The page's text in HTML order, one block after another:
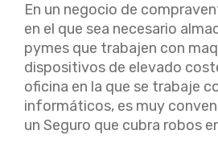
En un negocio de
en el que sea necesario
pymes que trabajen con
dispositivos de elevado
oficina en la que se trabaje
informáticos, es muy
un Seguro que cubra robos